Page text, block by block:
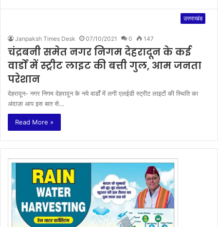
उत्तराखंड
Janpaksh Times Desk 07/10/2021 0 147
चंद्रबनी समेत नगर निगम देहरादून के कई
वार्डों में स्ट्रीट लाइट की बत्ती गुल, आम जनता
परेशान
देहरादून- नगर निगम देहरादून के नये वार्डों में लगी एलईडी स्ट्रीट लाइटों की स्थिति का
अंदाज़ा आप इस बात से…
Read More »